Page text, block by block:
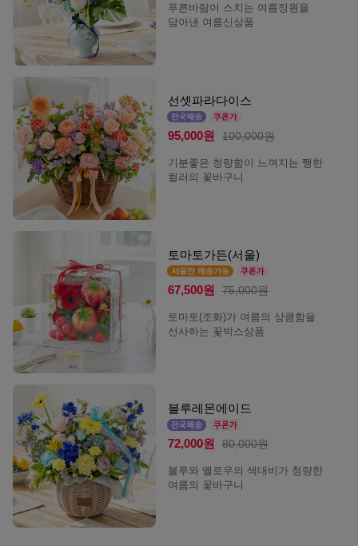
푸른바람이 스치는 여름정원을
담아낸 여름신상품
선셋파라다이스
95,000원 100,000원
기분좋은 청량함이 느껴지는 쨍한
컬러의 꽃바구니
토마토가든(서울)
67,500원 75,000원
토마토(조화)가 여름의 상큼함을
선사하는 꽃박스상품
블루레몬에이드
72,000원 80,000원
블루와 옐로우의 색대비가 청량한
여름의 꽃바구니